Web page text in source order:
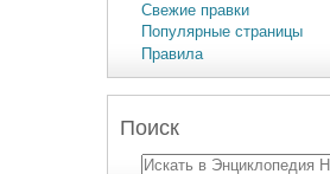
Свежие правки
Популярные страницы
Правила
Поиск